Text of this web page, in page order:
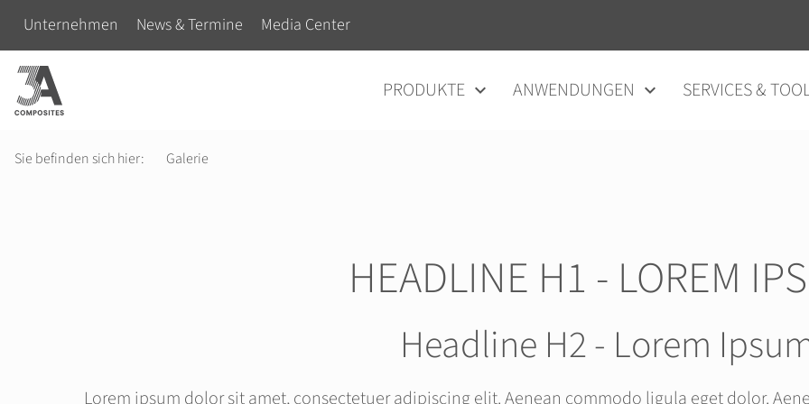
Navigation überspringen
Unternehmen News & Termine Media Center
PRODUKTE ANWENDUNGEN SERVICES &
eingeben
Sie befinden sich hier: Galerie
HEADLINE H1 - LOREM
Headline H2 - Lorem
Lorem ipsum dolor sit amet, consectetuer adipiscing elit. Aenean commodo ligula eget dolor.